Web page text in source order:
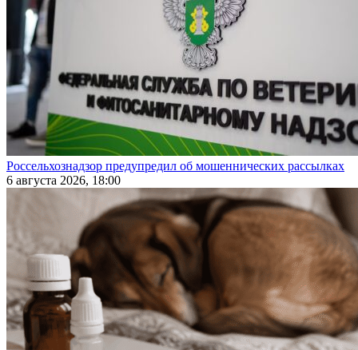
Россельхознадзор предупредил об мошеннических рассылках
6 августа 2026, 18:00